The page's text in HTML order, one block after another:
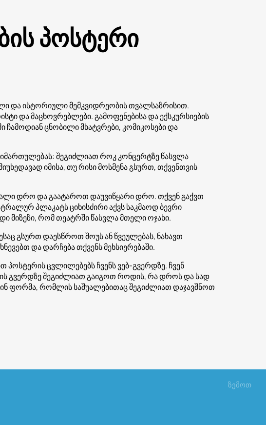
პოსტერი
და ისტორიული მემკვიდრეობის თვალსაზრისით.
და მაცხოვრებლები. გამოფენებისა და ექსკურსიების
ჩამოდიან ცნობილი მხატვრები, კომიკოსები და
შეგიძლიათ როკ კონცერტზე წასვლა
იმისა, თუ რისი მოსმენა გსურთ, თქვენთვის
დრო და გაატაროთ დაუვიწყარი დრო. თქვენ გაქვთ
პლაკატს ციხისძირი აქვს საკმაოდ ბევრი
მიზეზი, რომ თეატრში წასვლა მთელი ოჯახი.
გსურთ დაესწროთ შოუს ან წვეულებას, ნახავთ
და დარჩება თქვენს მეხსიერებაში.
პოსტერის ცვლილებებს ჩვენს ვებ-გვერდზე. ჩვენ
გვერდზე შეგიძლიათ გაიგოთ როდის, რა დროს და სად
ფორმა, რომლის საშუალებითაც შეგიძლიათ დაჯავშნოთ
ზემოთ